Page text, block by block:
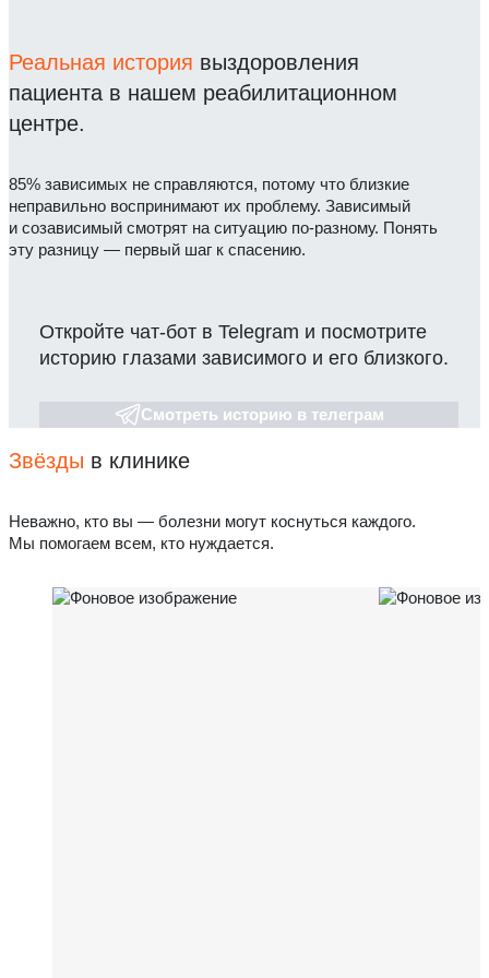
Реальная история выздоровления
пациента в нашем реабилитационном
центре.
85% зависимых не справляются, потому что близкие
неправильно воспринимают их проблему. Зависимый
и созависимый смотрят на ситуацию по-разному. Понять
эту разницу — первый шаг к спасению.
Откройте чат-бот в Telegram и посмотрите
историю глазами зависимого и его близкого.
Смотреть историю в телеграм
Звёзды в клинике
Неважно, кто вы — болезни могут коснуться каждого.
Мы помогаем всем, кто нуждается.